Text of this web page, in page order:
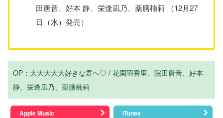
田唐音、好本 静、栄逢凪乃、薬膳楠莉 （12月27
日（水）発売）
OP：大大大大大好きな君へ♡ / 花園羽香里、院田唐音、好本
静、栄逢凪乃、薬膳楠莉
Apple Music
iTunes